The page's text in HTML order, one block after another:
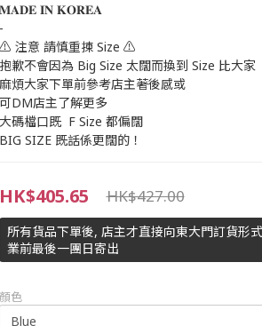
𝐌𝐀𝐃𝐄 𝐈𝐍 𝐊𝐎𝐑𝐄𝐀
-
⚠️ 注意 請慎重揀 Size ⚠️
抱歉不會因為 Big Size 太闊而換到 Size 比大家
麻煩大家下單前參考店主著後感或
可DM店主了解更多
大碼檔口既  F Size 都偏闊
BIG SIZE 既話係更闊的！
HK$405.65 HK$427.00
所有貨品下單後, 店主才直接向東大門訂貨形
業前最後一團日寄出
顏色